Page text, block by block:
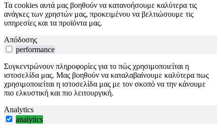
Τα cookies αυτά μας βοηθούν να κατανοήσουμε καλύτερα τις
ανάγκες των χρηστών μας, προκειμένου να βελτιώσουμε τις
υπηρεσίες και τα προϊόντα μας.
Απόδοσης
performance
Συγκεντρώνουν πληροφορίες για το πώς χρησιμοποιείται η
ιστοσελίδα μας. Μας βοηθούν να καταλαβαίνουμε καλύτερα πως
χρησιμοποιείται η ιστοσελίδα μας με τον σκοπό να την κάνουμε
πιο ελκυστική και πιο λειτουργική.
Analytics
analytics